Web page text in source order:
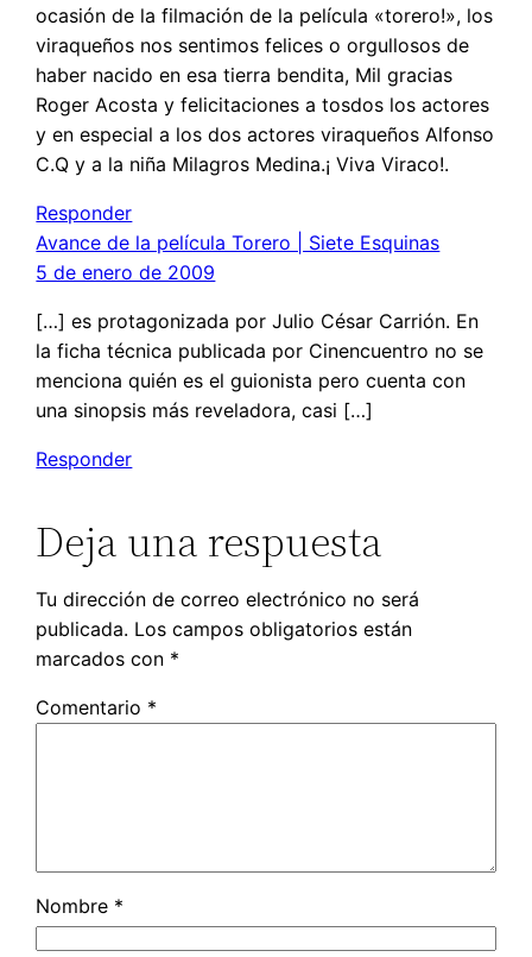
ocasión de la filmación de la película «torero!», los
viraqueños nos sentimos felices o orgullosos de
haber nacido en esa tierra bendita, Mil gracias
Roger Acosta y felicitaciones a tosdos los actores
y en especial a los dos actores viraqueños Alfonso
C.Q y a la niña Milagros Medina.¡ Viva Viraco!.
Responder
Avance de la película Torero | Siete Esquinas
5 de enero de 2009
[…] es protagonizada por Julio César Carrión. En
la ficha técnica publicada por Cinencuentro no se
menciona quién es el guionista pero cuenta con
una sinopsis más reveladora, casi […]
Responder
Deja una respuesta
Tu dirección de correo electrónico no será
publicada. Los campos obligatorios están
marcados con *
Comentario *
Nombre *